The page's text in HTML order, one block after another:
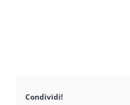
Condividi!